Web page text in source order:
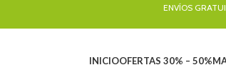
ENVÍOS
INICIOOFERTAS 30% – 50%